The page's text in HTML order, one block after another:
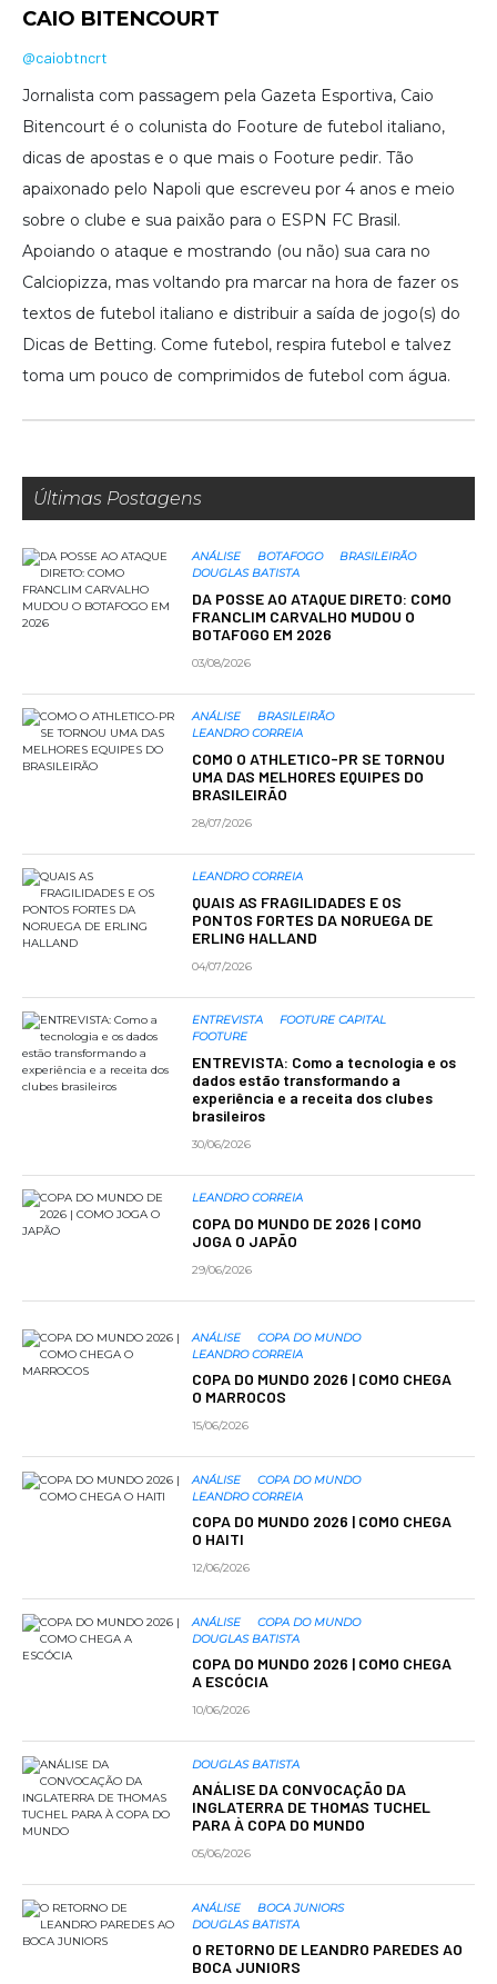
CAIO BITENCOURT
@caiobtncrt
Jornalista com passagem pela Gazeta Esportiva, Caio
Bitencourt é o colunista do Footure de futebol italiano,
dicas de apostas e o que mais o Footure pedir. Tão
apaixonado pelo Napoli que escreveu por 4 anos e meio
sobre o clube e sua paixão para o ESPN FC Brasil.
Apoiando o ataque e mostrando (ou não) sua cara no
Calciopizza, mas voltando pra marcar na hora de fazer os
textos de futebol italiano e distribuir a saída de jogo(s) do
Dicas de Betting. Come futebol, respira futebol e talvez
toma um pouco de comprimidos de futebol com água.
Últimas Postagens
ANÁLISE BOTAFOGO
BRASILEIRÃO
DOUGLAS BATISTA
DA POSSE AO ATAQUE DIRETO: COMO
FRANCLIM CARVALHO MUDOU O
BOTAFOGO EM 2026
03/08/2026
ANÁLISE
BRASILEIRÃO
LEANDRO CORREIA
COMO O ATHLETICO-PR SE TORNOU
UMA DAS MELHORES EQUIPES DO
BRASILEIRÃO
28/07/2026
LEANDRO CORREIA
QUAIS AS FRAGILIDADES E OS
PONTOS FORTES DA NORUEGA DE
ERLING HALLAND
04/07/2026
ENTREVISTA
FOOTURE CAPITAL
FOOTURE
ENTREVISTA: Como a tecnologia e os
dados estão transformando a
experiência e a receita dos clubes
brasileiros
30/06/2026
LEANDRO CORREIA
COPA DO MUNDO DE 2026 | COMO
JOGA O JAPÃO
29/06/2026
ANÁLISE
COPA DO MUNDO
LEANDRO CORREIA
COPA DO MUNDO 2026 | COMO CHEGA
O MARROCOS
15/06/2026
ANÁLISE
COPA DO MUNDO
LEANDRO CORREIA
COPA DO MUNDO 2026 | COMO CHEGA
O HAITI
12/06/2026
ANÁLISE
COPA DO MUNDO
DOUGLAS BATISTA
COPA DO MUNDO 2026 | COMO CHEGA
A ESCÓCIA
10/06/2026
DOUGLAS BATISTA
ANÁLISE DA CONVOCAÇÃO DA
INGLATERRA DE THOMAS TUCHEL
PARA À COPA DO MUNDO
05/06/2026
ANÁLISE
BOCA JUNIORS
DOUGLAS BATISTA
O RETORNO DE LEANDRO PAREDES AO
BOCA JUNIORS